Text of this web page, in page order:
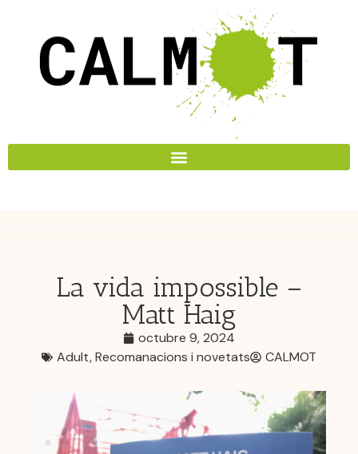
La vida impossible –
Matt Haig
octubre 9, 2024
Adult,Recomanacions i novetats CALMOT